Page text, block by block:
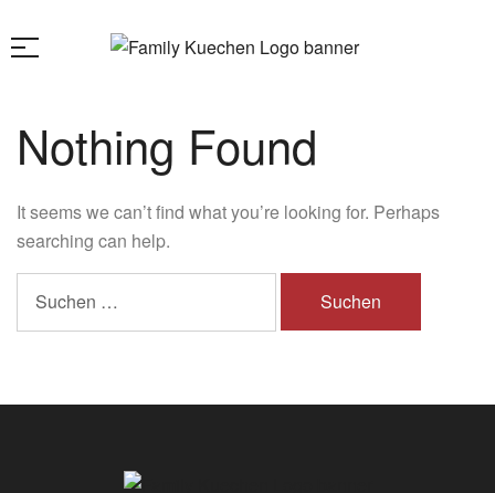
Nothing Found
It seems we can’t find what you’re looking for. Perhaps
searching can help.